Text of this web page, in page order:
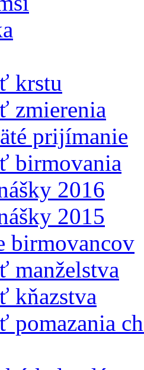
krstu
zmierenia
prijímanie
birmovania
2016
2015
birmovancov
manželstva
kňazstva
pomazania